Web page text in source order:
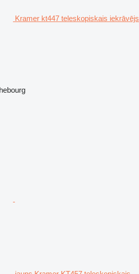
Kramer kt447 teleskopiskais iekrāvējs